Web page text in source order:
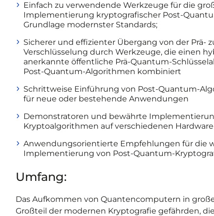
Einfach zu verwendende Werkzeuge für die
Implementierung kryptografischer Post-
Grundlage modernster Standards;
Sicherer und effizienter Übergang von der Prä-
Verschlüsselung durch Werkzeuge, die einen
anerkannte öffentliche Prä-Quantum-
Post-Quantum-Algorithmen kombiniert
Schrittweise Einführung von Post-Quantum-
für neue oder bestehende Anwendungen
Demonstratoren und bewährte
Kryptoalgorithmen auf verschiedenen
Anwendungsorientierte Empfehlungen für die
Implementierung von Post-Quantum-
Umfang:
Das Aufkommen von Quantencomputern in
Großteil der modernen Kryptografie gefährden,